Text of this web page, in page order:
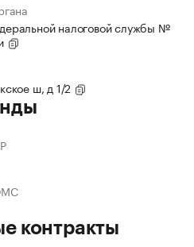
налоговой службы №
ш, д 1/2
контракты